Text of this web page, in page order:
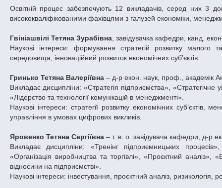
Освітній процес забезпечують 12 викладачів, серед них 3
висококваліфікованими фахівцями з галузей економіки,
Гвініашвілі Тетяна Зурабівна, завідувачка кафедри, канд.
Наукові інтереси: формування стратегій розвитку малого
середовища, інноваційний розвиток економічних суб’єктів.
Гринько Тетяна Валеріївна– д-р екон. наук, проф., академік
Викладає дисципліни: «Стратегія підприємства»,
«Лідерство та технології комунікацій в менеджменті».
Наукові інтереси: стратегії розвитку економічних суб’єктів,
управління в умовах цифрових викликів.
Яровенко Тетяна Сергіївна– т. в. о. завідувача кафедри, д-р
Викладає дисципліни: «Тренінг підприємницьких
«Організація виробництва та торгівлі», «Проєктний аналіз»,
відносини на підприємстві».
Наукові інтереси: інвестування, проєктний аналіз, ризикологія,